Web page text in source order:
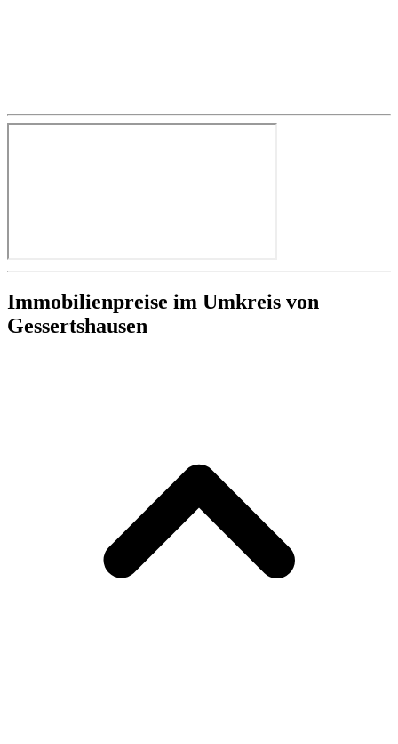
Immobilienpreise im Umkreis von
Gessertshausen